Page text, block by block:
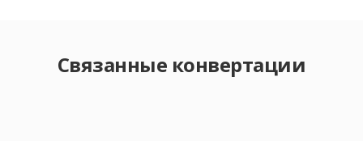
Связанные конвертации